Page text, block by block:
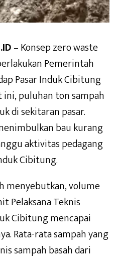
– Konsep zero waste
Pemerintah
Pasar Induk Cibitung
ini, puluhan ton sampah
di sekitaran pasar.
bau kurang
aktivitas pedagang
Cibitung.
menyebutkan, volume
Pelaksana Teknis
Cibitung mencapai
Rata-rata sampah yang
sampah basah dari